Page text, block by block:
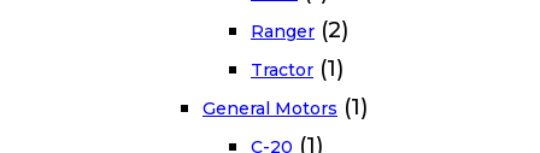
Ranger (2)
Tractor (1)
General Motors (1)
C-20 (1)